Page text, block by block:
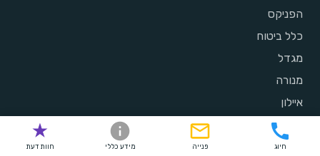
הפניקס
כלל ביטוח
מגדל
מנורה
איילון
כללית
מכביחיוג פנייה מידע כללי חוות דעת